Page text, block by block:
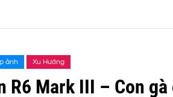
ảnh Xu Hướng
R6 Mark III – Con